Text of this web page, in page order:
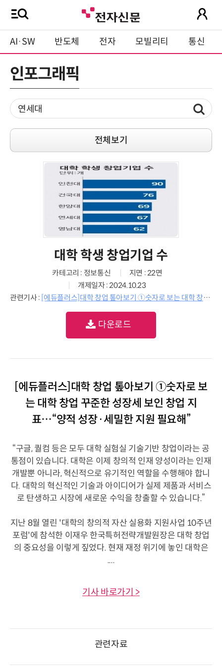
AI·SW 반도체 전자 모빌리티 통신
인포그래픽
전체보기
대학 학생 창업기업 수
카테고리 : 정보통신
지면 : 22면
개제일자 : 2024.10.23
관련기사 : [에듀플러스]대학 창업 톺아보기 ①숫자로 보는 대학 창업 꾸준한 성장세 보인 창업 지표…“양적 성장·세밀한 지원 필요해”
다운로드
[에듀플러스]대학 창업 톺아보기 ①숫자로 보
는 대학 창업 꾸준한 성장세 보인 창업 지
표…“양적 성장·세밀한 지원 필요해”
“구글, 퀄컴 등은 모두 대학 실험실 기술기반 창업이라는 공
통점이 있습니다. 대학은 이제 창의적 인재 양성이라는 인재
개발뿐 아니라, 혁신적으로 유기적인 역할을 수행해야 합니
다. 대학의 혁신적인 기술과 아이디어가 실제 제품과 서비스
로 탄생하고 시장에 새로운 수익을 창출할 수 있습니다.”
지난 8월 열린 '대학의 창의적 자산 실용화 지원사업 10주년
포럼'에 참석한 이재우 한국특허전략개발원장은 대학 창업
의 중요성을 이렇게 짚었다. 현재 재정 위기에 놓인 대학은
....
기사 바로가기 >
관련자료